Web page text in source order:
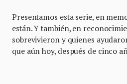
Presentamos esta serie, en
están. Y también, en
sobrevivieron y quienes
que aún hoy, después de cinco